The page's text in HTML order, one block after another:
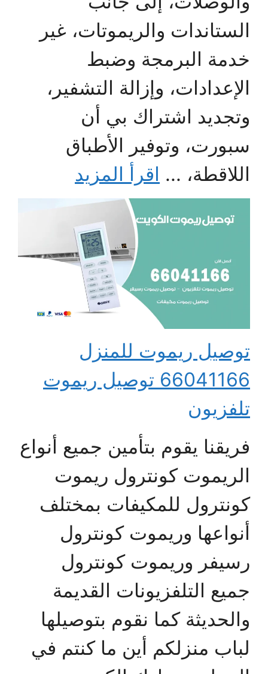
الستاندات والريموتات، غير
خدمة البرمجة وضبط
الإعدادات، وإزالة التشفير،
وتجديد اشتراك بي أن
سبورت، وتوفير الأطباق
اللاقطة، ... اقرأ المزيد
توصيل ريموت للمنزل
66041166 توصيل ريموت
تلفزيون
فريقنا يقوم بتأمين جميع أنواع
الريموت كونترول ريموت
كونترول للمكيفات بمختلف
أنواعها وريموت كونترول
رسيفر وريموت كونترول
جميع التلفزيونات القديمة
والحديثة كما نقوم بتوصيلها
لباب منزلكم أين ما كنتم في